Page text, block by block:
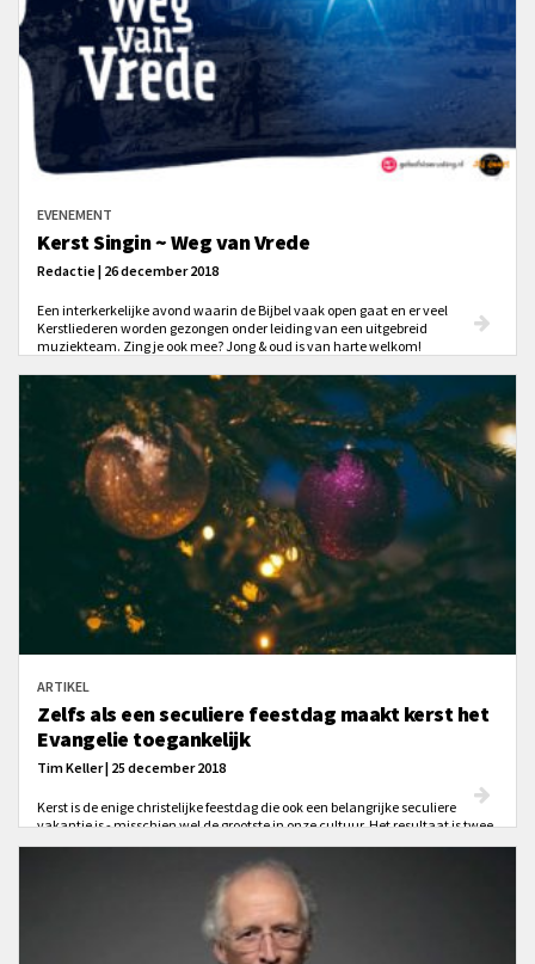
EVENEMENT
Kerst Singin ~ Weg van Vrede
Redactie | 26 december 2018
Een interkerkelijke avond waarin de Bijbel vaak open gaat en er veel
Kerstliederen worden gezongen onder leiding van een uitgebreid
muziekteam. Zing je ook mee? Jong & oud is van harte welkom!
ARTIKEL
Zelfs als een seculiere feestdag maakt kerst het
Evangelie toegankelijk
Tim Keller | 25 december 2018
Kerst is de enige christelijke feestdag die ook een belangrijke seculiere
vakantie is - misschien wel de grootste in onze cultuur. Het resultaat is twee
hetzelfde moment. Dit levert aan beide kanten wat ongemak op.